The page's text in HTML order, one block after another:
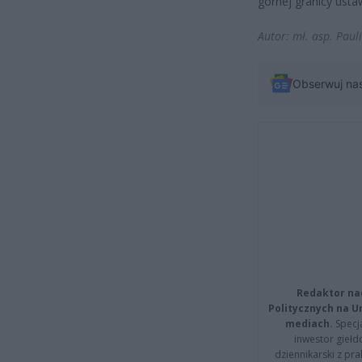
Autor: mł. asp.
Obserwuj
Redaktor
Politycznych na
mediach.
inwestor
dziennikarski z